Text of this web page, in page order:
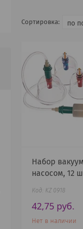
Набор
насосом, 12
KZ 0918
42,75 руб.
Нет в наличии